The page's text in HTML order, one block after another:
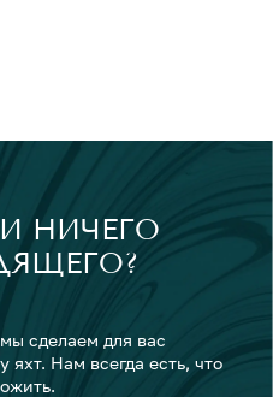
НИЧЕГО
сделаем для вас
яхт. Нам всегда есть, что